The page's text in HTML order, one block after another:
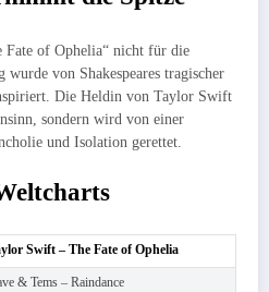
Fate of Ophelia“ nicht für die
von Shakespeares tragischer
Die Heldin von Taylor Swift
sondern wird von einer
und Isolation gerettet.
Swift – The Fate of Ophelia
& Tems – Raindance